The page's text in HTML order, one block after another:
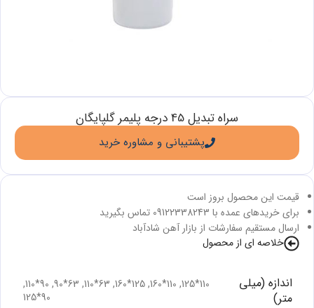
قیمت این محصول بروز است
برای خریدهای عمده با 09122338243 تماس بگیرید
ارسال مستقیم سفارشات از بازار آهن شادآباد
خلاصه ای از محصول
اندازه (میلی
متر)
110*125
,
110*160
,
125*160
,
63*110
,
63*90
,
90*110
,
90*125
سراه تبدیل 45 درجه پلیمر گلپایگان
پشتیبانی و مشاوره خرید